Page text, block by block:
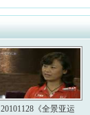
20101128《全景亚运